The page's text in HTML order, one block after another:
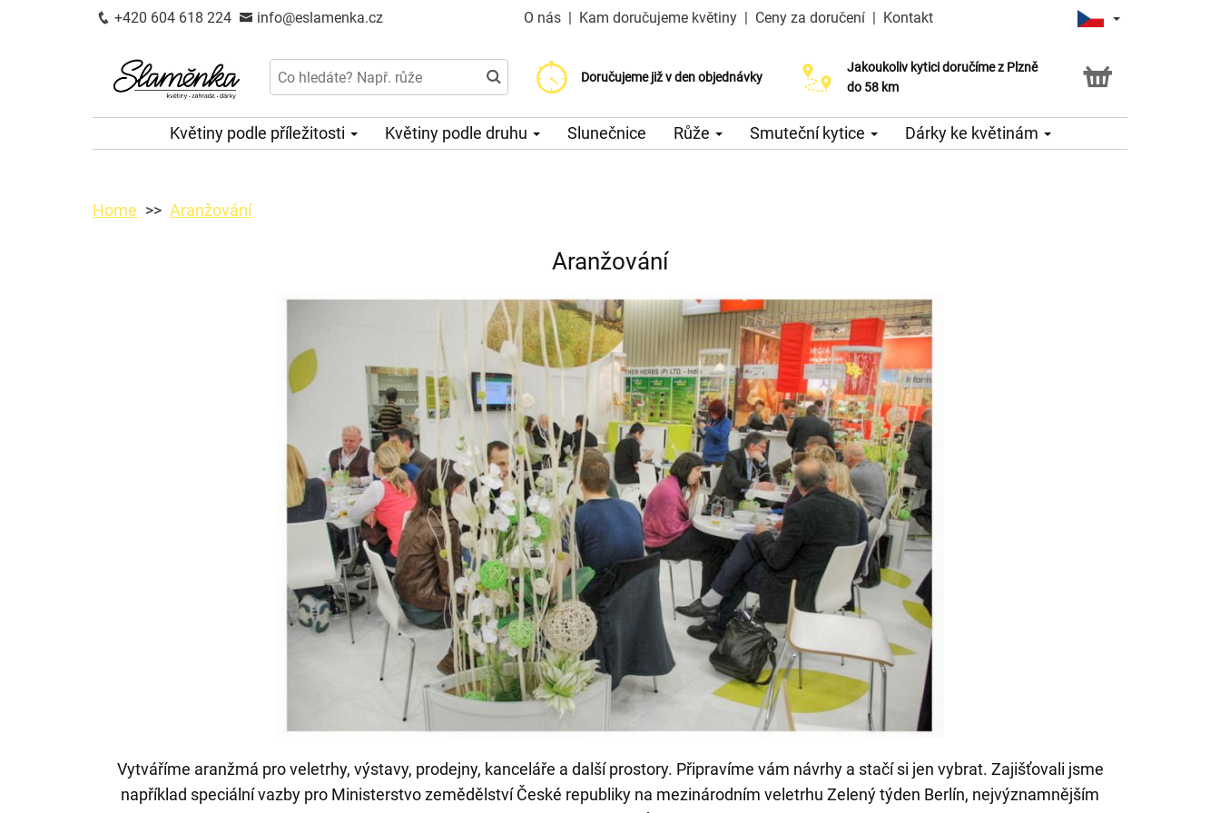
+420 604 618 224 info@eslamenka.cz O nás | Kam doručujeme květiny | Ceny za doručení | Kontakt
Doručujeme již v den objednávky
Doručujeme již od 200 Kč
Možný výběr času a dne doručení
Jakoukoliv kytici doručíme z Plzně
do 58 km
Květiny podle příležitosti Květiny podle druhu Slunečnice Růže Smuteční kytice Dárky ke květinám
Home Aranžování
Aranžování
Vytváříme aranžmá pro veletrhy, výstavy, prodejny, kanceláře a další prostory. Připravíme vám návrhy a stačí si jen vybrat. Zajišťovali jsme
například speciální vazby pro Ministerstvo zemědělství České republiky na mezinárodním veletrhu Zelený týden Berlín, nejvýznamnějším